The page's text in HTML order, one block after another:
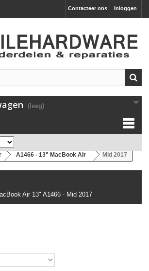
Inloggen
Contacteer ons
(leeg)
A1466 - 13" MacBook Air Mid 2017
Air 13" A1466 - Mid 2017